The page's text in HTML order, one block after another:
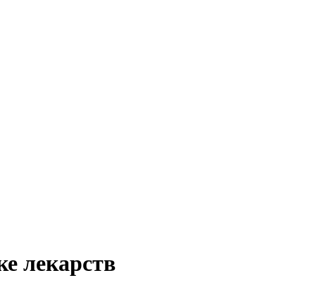
лекарств